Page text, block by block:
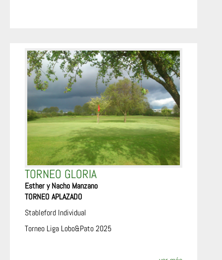
TORNEO GLORIA
Esther y Nacho Manzano
TORNEO APLAZADO
Stableford Individual
Torneo Liga Lobo&Pato 2025